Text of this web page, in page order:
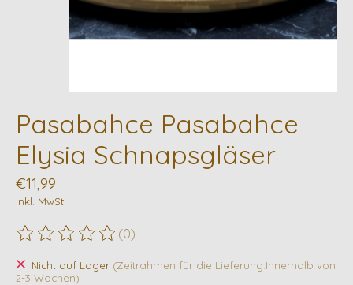
Pasabahce Pasabahce
Elysia Schnapsgläser
€11,99
Inkl. MwSt.
Die Bewertung dieses Produkts ist
(0)
Nicht auf Lager (Zeitrahmen für die Lieferung:Innerhalb von
2-3 Wochen)